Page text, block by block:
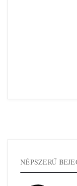
NÉPSZERŰ